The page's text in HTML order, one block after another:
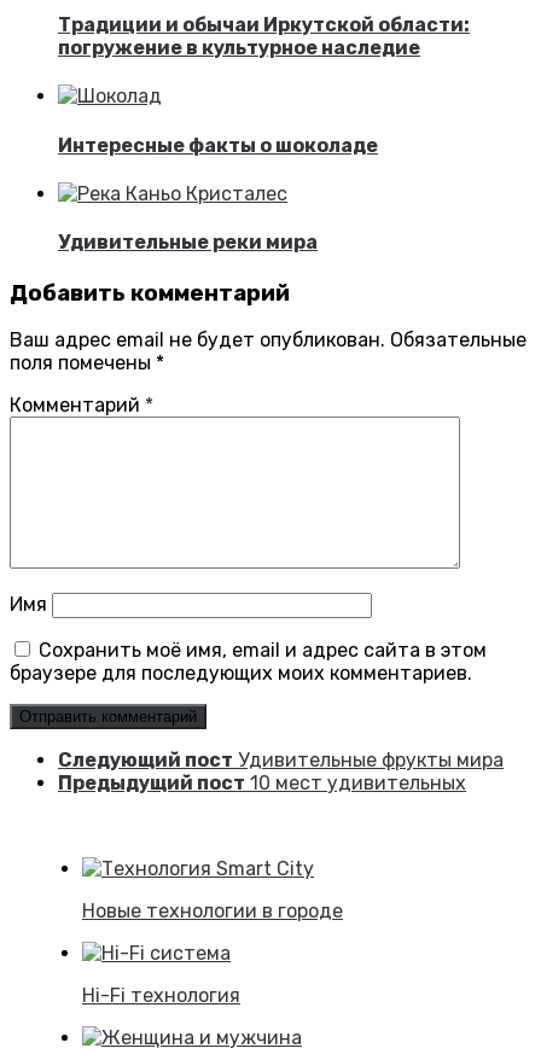
Традиции и обычаи Иркутской области:
погружение в культурное наследие
Интересные факты о шоколаде
Удивительные реки мира
Добавить комментарий
Ваш адрес email не будет опубликован. Обязательные
поля помечены *
Комментарий *
Имя
Сохранить моё имя, email и адрес сайта в этом
браузере для последующих моих комментариев.
Следующий пост Удивительные фрукты мира
Предыдущий пост 10 мест удивительных
Новые технологии в городе
Hi-Fi технология